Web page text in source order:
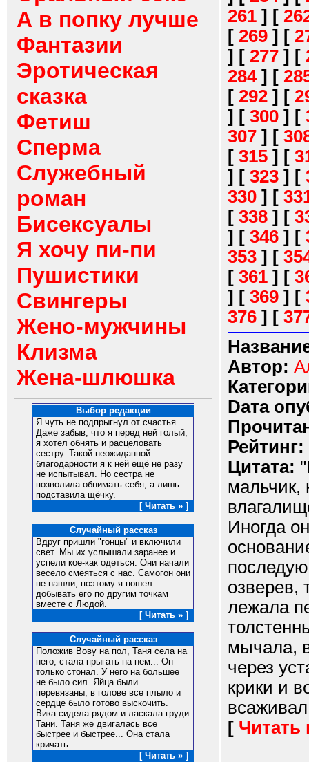
А в попку лучше
Фантазии
Эротическая
сказка
Фетиш
Сперма
Служебный
роман
Бисексуалы
Я хочу пи-пи
Пушистики
Свингеры
Жено-мужчины
Клизма
Жена-шлюшка
Выбор редакции
Я чуть не подпрыгнул от счастья.
Даже забыв, что я перед ней голый,
я хотел обнять и расцеловать
сестру. Такой неожиданной
благодарности я к ней ещё не разу
не испытывал. Но сестра не
позволила обнимать себя, а лишь
подставила щёчку.
[ Читать » ]
Случайный рассказ
Вдруг пришли "гонцы" и включили
свет. Мы их услышали заранее и
успели кое-как одеться. Они начали
весело смеяться с нас. Самогон они
не нашли, поэтому я пошел
добывать его по другим точкам
вместе с Людой.
[ Читать » ]
Случайный рассказ
Положив Вову на пол, Таня села на
него, стала прыгать на нем... Он
только стонал. У него на большее
не было сил. Яйца были
перевязаны, в голове все плыло и
сердце было готово выскочить.
Вика сидела рядом и ласкала груди
Тани. Таня же двигалась все
быстрее и быстрее... Она стала
кричать.
[ Читать » ]
261 ] [
[ 269 ] [
] [ 277 ] [
284] [
[ 292 ] [
] [ 300 ] [
307 ] [
[ 315 ] [
] [ 323 ] [
330 ] [
[ 338 ] [
] [ 346 ] [
353 ] [
[ 361 ] [
] [ 369 ] [
376 ] [
Автор:
Dата
Рейтинг:
Цитата:
мальчик,
Иногда
озверев,
лежала
мычала,
через
крики и
[ Читать